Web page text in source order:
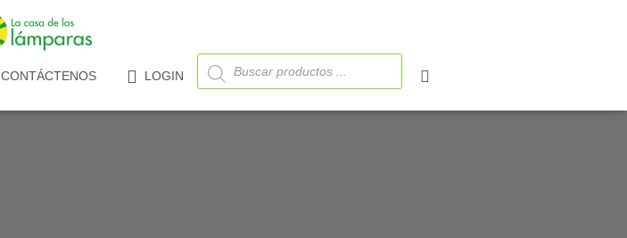
CONTÁCTENOS LOGIN
Búsqueda
de
productos